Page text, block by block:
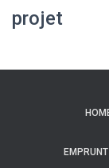
projet